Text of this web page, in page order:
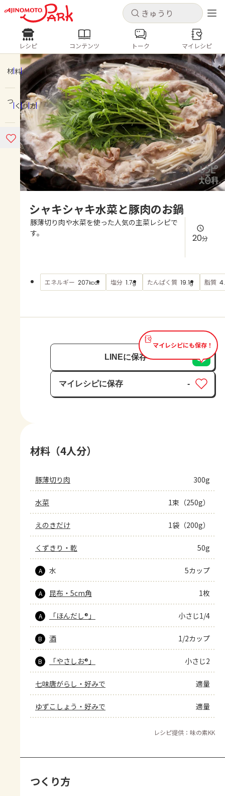
キャンセル
ログインするとレシピを保存できます
ログイン 新規登録
ホーム
コンテンツ
レシピ
よくあるお問い合わせ
AJINOMOTO PARK とは
キャンセル
レシピ コンテンツ
人気の食材・レシピ
きゅうり なす トマト
とうもろこし
ピーマン
みょうが ゴーヤ
レシピ コンテンツ トーク マイレシピ
材料
つくり方
シャキシャキ水菜と豚肉のお鍋
豚薄切り肉や水菜を使った人気の主菜レシピで
す。
20分
エネルギー 207kcal 塩分 1.7g たんぱく質 19.1g 脂質
マイレシピにも保存！
LINEに保存
マイレシピに保存
保存済み
-
材料（4人分）
豚薄切り肉 300g
水菜 1束（250g）
えのきだけ 1袋（200g）
くずきり・乾 50g
A 水 5カップ
A 昆布・5cm角 1枚
A 「ほんだし®」 小さじ1/4
B 酒 1/2カップ
B 「やさしお®」 小さじ2
七味唐がらし・好みで 適量
ゆずこしょう・好みで 適量
レシピ提供：味の素KK
つくり方